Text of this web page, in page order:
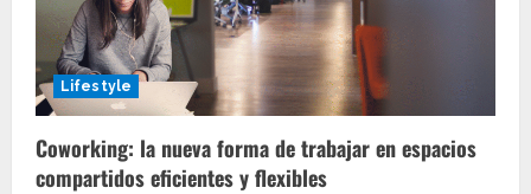
Lifestyle
Coworking: la nueva forma de trabajar en espacios
compartidos eficientes y flexibles